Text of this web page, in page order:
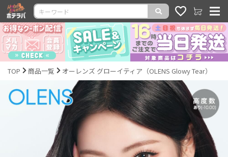
TOP 商品一覧 オーレンズ グローイティア（OLENS Glowy Tear）